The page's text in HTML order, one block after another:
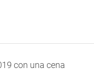
con una cena